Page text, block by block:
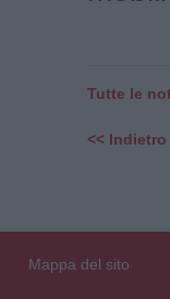
Tutte le
<< Indietro
Mappa del sito